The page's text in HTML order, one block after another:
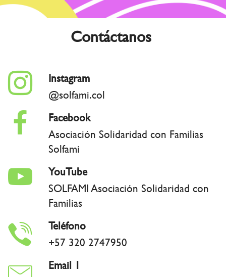
Contáctanos
Instagram
@solfami.col
Facebook
Asociación Solidaridad con Familias
Solfami
YouTube
SOLFAMI Asociación Solidaridad con
Familias
Teléfono
+57 320 2747950
Email 1